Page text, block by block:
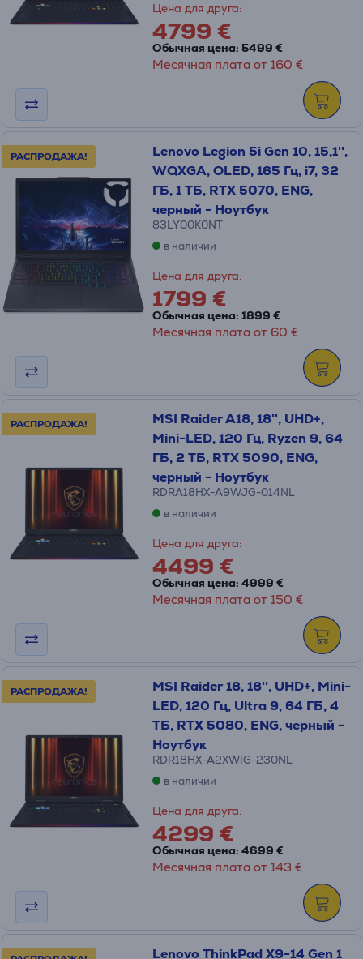
Цена для друга:
4799 €
Обычная цена: 5499 €
Месячная плата от 160 €
РАСПРОДАЖА!
Lenovo Legion 5i Gen 10, 15,1'',
WQXGA, OLED, 165 Гц, i7, 32
ГБ, 1 ТБ, RTX 5070, ENG,
черный - Ноутбук
83LY00K0NT
в наличии
Цена для друга:
1799 €
Обычная цена: 1899 €
Месячная плата от 60 €
РАСПРОДАЖА!
MSI Raider A18, 18'', UHD+,
Mini-LED, 120 Гц, Ryzen 9, 64
ГБ, 2 ТБ, RTX 5090, ENG,
черный - Ноутбук
RDRA18HX-A9WJG-014NL
в наличии
Цена для друга:
4499 €
Обычная цена: 4999 €
Месячная плата от 150 €
РАСПРОДАЖА!
MSI Raider 18, 18'', UHD+, Mini-
LED, 120 Гц, Ultra 9, 64 ГБ, 4
ТБ, RTX 5080, ENG, черный -
Ноутбук
RDR18HX-A2XWIG-230NL
в наличии
Цена для друга:
4299 €
Обычная цена: 4699 €
Месячная плата от 143 €
Lenovo ThinkPad X9-14 Gen 1